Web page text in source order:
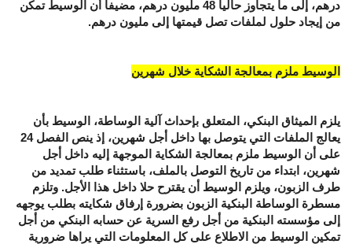
درهم، إلى ما يتجاوز حاليا 48 مليون درهم، مضيفا أن الوسيط تمكن
من إيجاد حلول لملفات تصل قيمتها إلى مليون درهم.
الوسيط ملزم بمعالجة الشكاية خلال شهرين
يلزم الميثاق البنكي، المتعلق بإحداث آلية الوساطة، الوسيط بأن
يعالج الملفات التي يتوصل بها داخل أجل شهرين، إذ ينص الفصل 24
على أن الوسيط ملزم بمعالجة الشكاية الموجهة إليه داخل أجل
شهرين، ابتداء من تاريخ التوصل بالملف، باستثناء طلب تمديد من
طرف الزبون، ويلزم الوسيط أن يقترح حلا داخل هذا الأجل. وتلزم
مسطرة الوساطة البنكية الزبون بضرورة إرفاق شكايته بطلب يوجهه
إلى مؤسسته البنكية من أجل رفع السرية عن حسابه البنكي من أجل
تمكين الوسيط من الاطلاع على كل المعلومات التي يراها ضرورية